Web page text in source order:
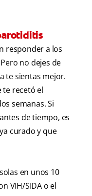
responder a los
no dejes de
te sientas mejor.
recetó el
semanas. Si
de tiempo, es
curado y que
en unos 10
VIH/SIDA o el